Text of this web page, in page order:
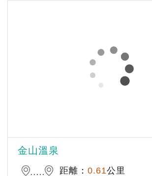
金山溫泉
距離： 0.61公里